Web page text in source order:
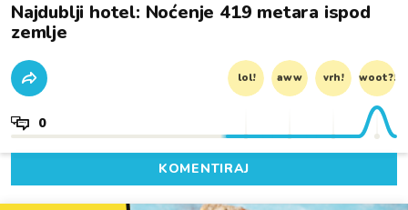
Najdublji hotel: Noćenje 419 metara ispod
zemlje
lol! aww vrh! woot?!
0
KOMENTIRAJ